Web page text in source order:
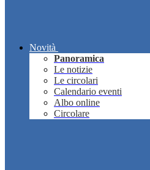
Novità
Panoramica
Le notizie
Le circolari
Calendario eventi
Albo online
Circolare